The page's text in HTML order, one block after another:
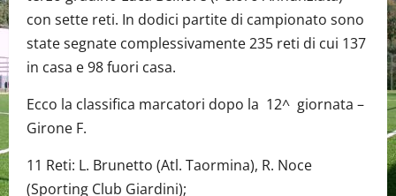
con sette reti. In dodici partite di campionato sono
state segnate complessivamente 235 reti di cui 137
in casa e 98 fuori casa.
Ecco la classifica marcatori dopo la 12^ giornata –
Girone F.
11 Reti: L. Brunetto (Atl. Taormina), R. Noce
(Sporting Club Giardini);